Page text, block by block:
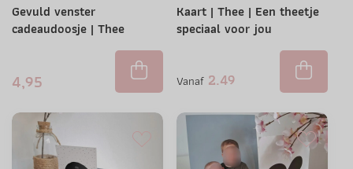
Gevuld venster
cadeaudoosje | Thee
4,95
Kaart | Thee | Een theetje
speciaal voor jou
Vanaf 2.49